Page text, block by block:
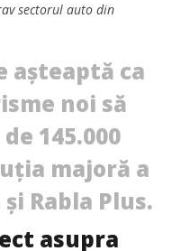
8-10 septembrie
sectorul auto din
așteaptă ca
noi să
145.000
majoră a
Rabla Plus.
asupra